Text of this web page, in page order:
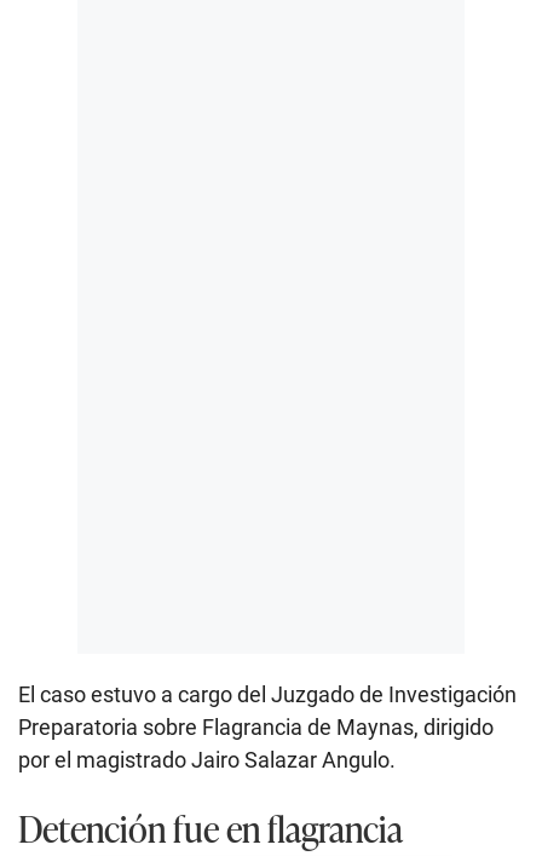
El caso estuvo a cargo del Juzgado de Investigación
Preparatoria sobre Flagrancia de Maynas, dirigido
por el magistrado Jairo Salazar Angulo.
Detención fue en flagrancia